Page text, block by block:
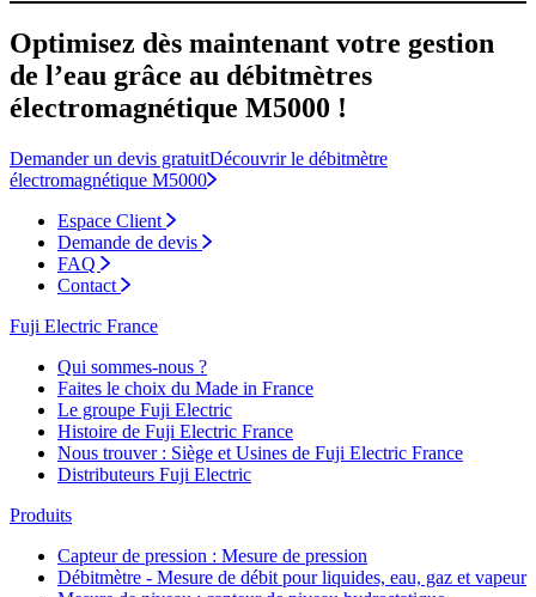
Optimisez dès maintenant votre gestion
de l’eau grâce au débitmètres
électromagnétique M5000 !
Demander un devis gratuitDécouvrir le débitmètre
électromagnétique M5000
Espace Client
Demande de devis
FAQ
Contact
Fuji Electric France
Qui sommes-nous ?
Faites le choix du Made in France
Le groupe Fuji Electric
Histoire de Fuji Electric France
Nous trouver : Siège et Usines de Fuji Electric France
Distributeurs Fuji Electric
Produits
Capteur de pression : Mesure de pression
Débitmètre - Mesure de débit pour liquides, eau, gaz et vapeur